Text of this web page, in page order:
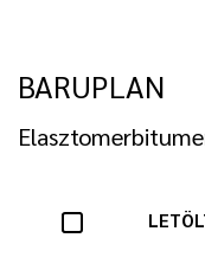
BARUPLAN